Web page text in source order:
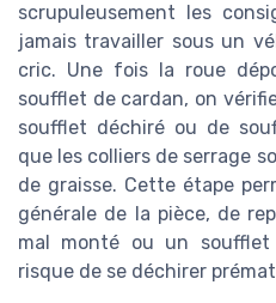
scrupuleusement les
jamais travailler sous un
cric. Une fois la roue
soufflet de cardan, on
soufflet déchiré ou de
que les colliers de serrage
de graisse. Cette étape
générale de la pièce, de
mal monté ou un
risque de se déchirer